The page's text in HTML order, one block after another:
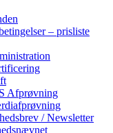
– prisliste
Afprøvning
/ Newsletter